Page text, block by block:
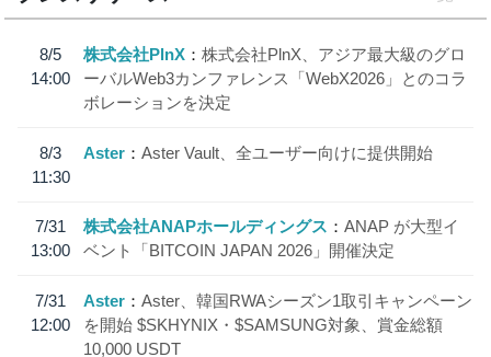
8/5
14:00
株式会社PlnX
株式会社PlnX、アジア最大級のグロ
ーバルWeb3カンファレンス「WebX2026」とのコラ
ボレーションを決定
8/3
11:30
Aster Aster Vault、全ユーザー向けに提供開始
7/31
13:00
株式会社ANAPホールディングス
ANAP が大型イ
ベント「BITCOIN JAPAN 2026」開催決定
7/31
12:00
Aster
Aster、韓国RWAシーズン1取引キャンペーン
を開始 $SKHYNIX・$SAMSUNG対象、賞金総額
10,000 USDT